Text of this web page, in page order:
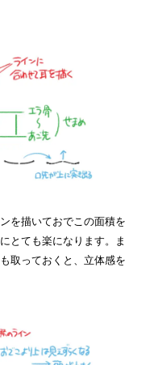
を描いておでこの面積を
とても楽になります。ま
取っておくと、立体感を